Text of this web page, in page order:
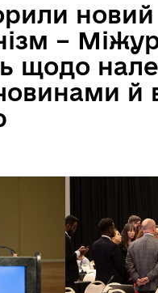
новий
–
щодо
й